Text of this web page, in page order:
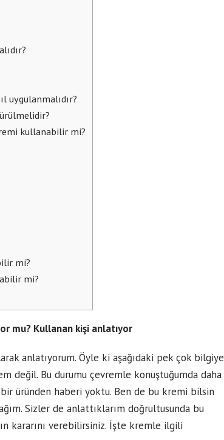
uygulanmalıdır?
kullanabilir mi?
mi?
mi?
mu? Kullanan kişi anlatıyor
anlatıyorum. Öyle ki aşağıdaki pek çok bilgiye
değil. Bu durumu çevremle konuştuğumda daha
üründen haberi yoktu. Ben de bu kremi bilsin
Sizler de anlattıklarım doğrultusunda bu
kararını verebilirsiniz. İşte kremle ilgili